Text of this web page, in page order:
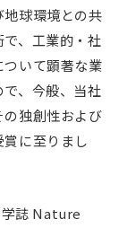
球環境との共
、工業的・社
いて顕著な業
、今般、当社
独創性および
に至りまし
誌 Nature